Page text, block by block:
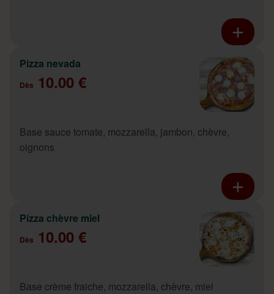
Pizza nevada
Dès 10.00 €
Base sauce tomate, mozzarella, jambon, chèvre,
oignons
Pizza chèvre miel
Dès 10.00 €
Base crème fraiche, mozzarella, chèvre, miel